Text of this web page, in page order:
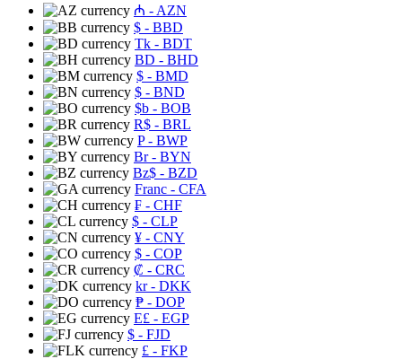
₼ - AZN
$ - BBD
Tk - BDT
BD - BHD
$ - BMD
$ - BND
$b - BOB
R$ - BRL
P- BWP
Br- BYN
Bz$ - BZD
Franc - CFA
₣ - CHF
$ - CLP
¥ - CNY
$ - COP
₡ - CRC
kr- DKK
₱ - DOP
E£ - EGP
$ - FJD
£ - FKP